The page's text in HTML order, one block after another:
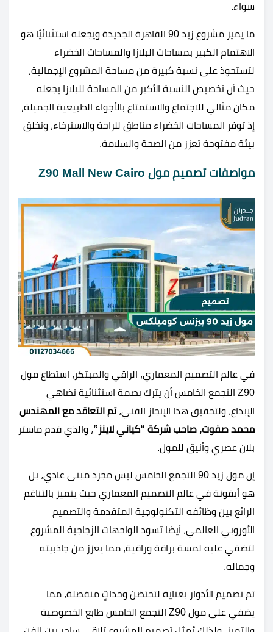
سواء.
ما يميز مشروع زيد 90 القاهرة الجديدة ويجعله استثنائيًا هو
الاهتمام الكبير بمساحات البلازا والمساحات الخضراء
لتستحوذ على نسبة كبيرة من مساحة المشروع الإجمالية،
حيث أن تخصيص النسبة الأكبر من المساحة للبلازا يجعله
مكان مثالي للاجتماع والاستمتاع بالأجواء الطبيعية الجميلة،
إذ توفر المساحات الخضراء مناطق للراحة والاسترخاء، وتخلق
بيئة مفتوحة تعزز من الصحة والسلامة.
مواصفات تصميم مول Z90 Mall New Cairo
في عالم التصميم المعماري، الراقي والمبتكر، استطاع مول
Z90 التجمع الخامس أن يترك بصمة استثنائية تضاهي
الإبداع، ولتحقيق هذا الإنجاز الفني، تم التعاقد مع المهندس
محمد صفوت، صاحب شركة “كياني لاينز”، والذي قدم ماستر
بلان عصري وأنيق للمول.
إن مول زيد 90 التجمع الخامس ليس مجرد مبنى عادي، بل
هو أيقونة في عالم التصميم المعماري حيث يتميز بالتناغم
الرائع بين وظائفه التكنولوجية المتقدمة والتصميم
الأوروبي العالمي، أيضا تسود الواجهات الزجاجية المشروع
لتضفي عليه لمسة براقة وراقية، مما يعزز من جاذبيته
وجماله.
تم تصميم الأدوار بعناية لتحتضن وحداتٍ منفصلة، مما
يضفي على مول Z90 التجمع الخامس طابع الخصوصية